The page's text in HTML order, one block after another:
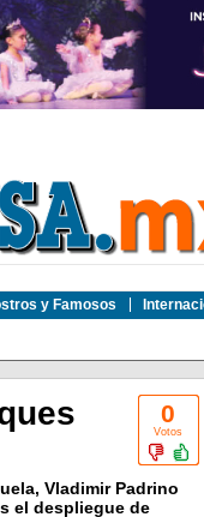
y Famosos
0
Votos
Vladimir Padrino
el despliegue de